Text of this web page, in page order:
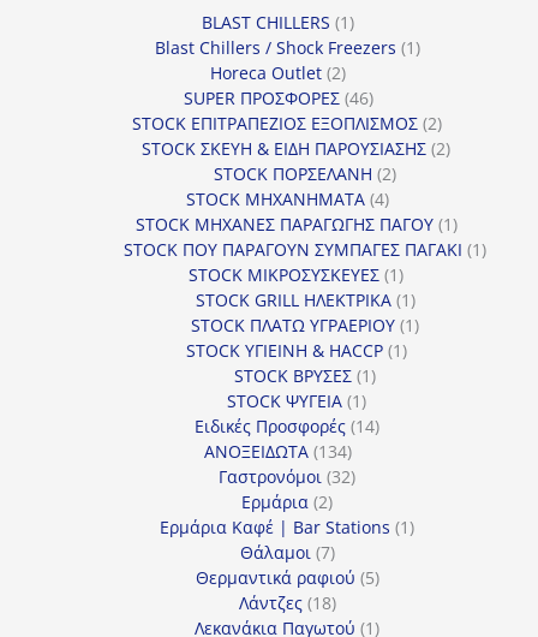
BLAST CHILLERS 11
προϊόν
Blast Chillers / Shock Freezers 11
Horeca Outlet 22
προϊόντα
SUPER ΠΡΟΣΦΟΡΕΣ 4646
προϊόντα
STOCK ΕΠΙΤΡΑΠΕΖΙΟΣ ΕΞΟΠΛΙΣΜΟΣ 22
προϊόντα
STOCK ΣΚΕΥΗ & ΕΙΔΗ ΠΑΡΟΥΣΙΑΣΗΣ 22
STOCK ΠΟΡΣΕΛΑΝΗ 22
STOCK ΜΗΧΑΝΗΜΑΤΑ 44
προϊόντα
STOCK ΜΗΧΑΝΕΣ ΠΑΡΑΓΩΓΗΣ ΠΑΓΟΥ 11
προϊόν
STOCK ΠΟΥ ΠΑΡΑΓΟΥΝ ΣΥΜΠΑΓΕΣ ΠΑΓΑΚΙ 11
STOCK ΜΙΚΡΟΣΥΣΚΕΥΕΣ 11
προϊόν
STOCK GRILL ΗΛΕΚΤΡΙΚΑ 11
προϊόν
STOCK ΠΛΑΤΩ ΥΓΡΑΕΡΙΟΥ 11
STOCK ΥΓΙΕΙΝΗ & HACCP 11
STOCK ΒΡΥΣΕΣ 11
STOCK ΨΥΓΕΙΑ 11
προϊόν
Ειδικές Προσφορές 1414
ΑΝΟΞΕΙΔΩΤΑ 134134
προϊόντα
Γαστρονόμοι 3232
Ερμάρια 22
προϊόντα
Ερμάρια Καφέ | Bar Stations 11
Θάλαμοι 77
προϊόντα
Θερμαντικά ραφιού 55
Λάντζες 1818
προϊόντα
Λεκανάκια Παγωτού 11